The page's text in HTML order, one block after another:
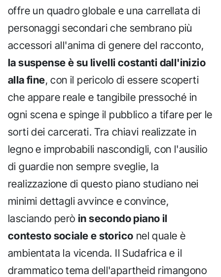
offre un quadro globale e una carrellata di
personaggi secondari che sembrano più
accessori all'anima di genere del racconto,
la suspense è su livelli costanti dall'inizio
alla fine, con il pericolo di essere scoperti
che appare reale e tangibile pressoché in
ogni scena e spinge il pubblico a tifare per le
sorti dei carcerati. Tra chiavi realizzate in
legno e improbabili nascondigli, con l'ausilio
di guardie non sempre sveglie, la
realizzazione di questo piano studiano nei
minimi dettagli avvince e convince,
lasciando però in secondo piano il
contesto sociale e storico nel quale è
ambientata la vicenda. Il Sudafrica e il
drammatico tema dell'apartheid rimangono